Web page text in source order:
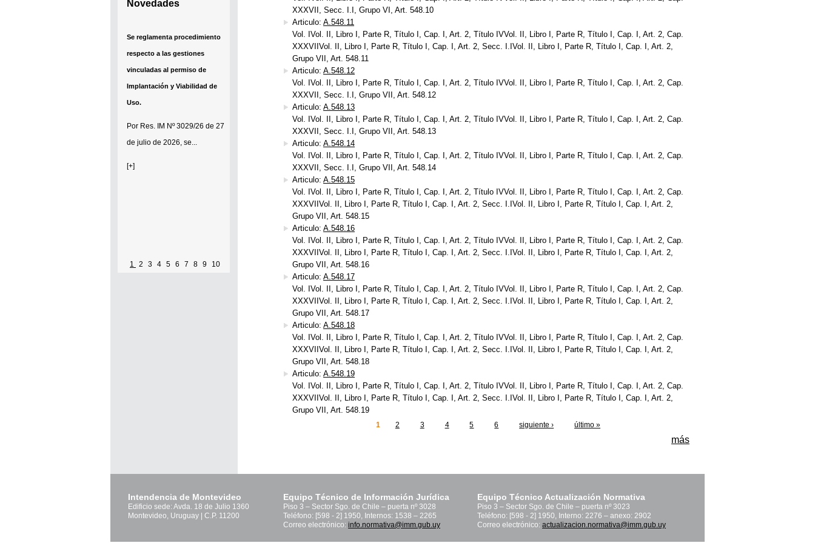
Novedades
Se reglamenta procedimiento
respecto a las gestiones
vinculadas al permiso de
Implantación y Viabilidad de
Uso.
Por Res. IM Nº 3029/26 de 27
de julio de 2026, se...
[+]
1 2 3 4 5 6 7 8 9 10
XXXVII, Secc. I.I, Grupo VI, Art. 548.10
Articulo: A.548.11
Vol. IVol. II, Libro I, Parte R, Título I, Cap. I, Art. 2, Título IVVol. II, Libro I, Parte R, Título I, Cap. I, Art. 2, Cap.
XXXVIIVol. II, Libro I, Parte R, Título I, Cap. I, Art. 2, Secc. I.IVol. II, Libro I, Parte R, Título I, Cap. I, Art. 2,
Grupo VII, Art. 548.11
Articulo: A.548.12
Vol. IVol. II, Libro I, Parte R, Título I, Cap. I, Art. 2, Título IVVol. II, Libro I, Parte R, Título I, Cap. I, Art. 2, Cap.
XXXVII, Secc. I.I, Grupo VII, Art. 548.12
Articulo: A.548.13
Vol. IVol. II, Libro I, Parte R, Título I, Cap. I, Art. 2, Título IVVol. II, Libro I, Parte R, Título I, Cap. I, Art. 2, Cap.
XXXVII, Secc. I.I, Grupo VII, Art. 548.13
Articulo: A.548.14
Vol. IVol. II, Libro I, Parte R, Título I, Cap. I, Art. 2, Título IVVol. II, Libro I, Parte R, Título I, Cap. I, Art. 2, Cap.
XXXVII, Secc. I.I, Grupo VII, Art. 548.14
Articulo: A.548.15
Vol. IVol. II, Libro I, Parte R, Título I, Cap. I, Art. 2, Título IVVol. II, Libro I, Parte R, Título I, Cap. I, Art. 2, Cap.
XXXVIIVol. II, Libro I, Parte R, Título I, Cap. I, Art. 2, Secc. I.IVol. II, Libro I, Parte R, Título I, Cap. I, Art. 2,
Grupo VII, Art. 548.15
Articulo: A.548.16
Vol. IVol. II, Libro I, Parte R, Título I, Cap. I, Art. 2, Título IVVol. II, Libro I, Parte R, Título I, Cap. I, Art. 2, Cap.
XXXVIIVol. II, Libro I, Parte R, Título I, Cap. I, Art. 2, Secc. I.IVol. II, Libro I, Parte R, Título I, Cap. I, Art. 2,
Grupo VII, Art. 548.16
Articulo: A.548.17
Vol. IVol. II, Libro I, Parte R, Título I, Cap. I, Art. 2, Título IVVol. II, Libro I, Parte R, Título I, Cap. I, Art. 2, Cap.
XXXVIIVol. II, Libro I, Parte R, Título I, Cap. I, Art. 2, Secc. I.IVol. II, Libro I, Parte R, Título I, Cap. I, Art. 2,
Grupo VII, Art. 548.17
Articulo: A.548.18
Vol. IVol. II, Libro I, Parte R, Título I, Cap. I, Art. 2, Título IVVol. II, Libro I, Parte R, Título I, Cap. I, Art. 2, Cap.
XXXVIIVol. II, Libro I, Parte R, Título I, Cap. I, Art. 2, Secc. I.IVol. II, Libro I, Parte R, Título I, Cap. I, Art. 2,
Grupo VII, Art. 548.18
Articulo: A.548.19
Vol. IVol. II, Libro I, Parte R, Título I, Cap. I, Art. 2, Título IVVol. II, Libro I, Parte R, Título I, Cap. I, Art. 2, Cap.
XXXVIIVol. II, Libro I, Parte R, Título I, Cap. I, Art. 2, Secc. I.IVol. II, Libro I, Parte R, Título I, Cap. I, Art. 2,
Grupo VII, Art. 548.19
1 2 3 4 5 6 siguiente › último »
más
Intendencia de Montevideo
Edificio sede: Avda. 18 de Julio 1360
Montevideo, Uruguay | C.P. 11200
Equipo Técnico Actualización Normativa
Piso 3 – Sector Sgo. de Chile – puerta nº 3023
Teléfono: [598 - 2] 1950, Interno: 2276 – anexo: 2902
Correo electrónico: actualizacion.normativa@imm.gub.uy
Equipo Técnico de Información Jurídica
Piso 3 – Sector Sgo. de Chile – puerta nº 3028
Teléfono: [598 - 2] 1950, Internos: 1538 – 2265
Correo electrónico: info.normativa@imm.gub.uy